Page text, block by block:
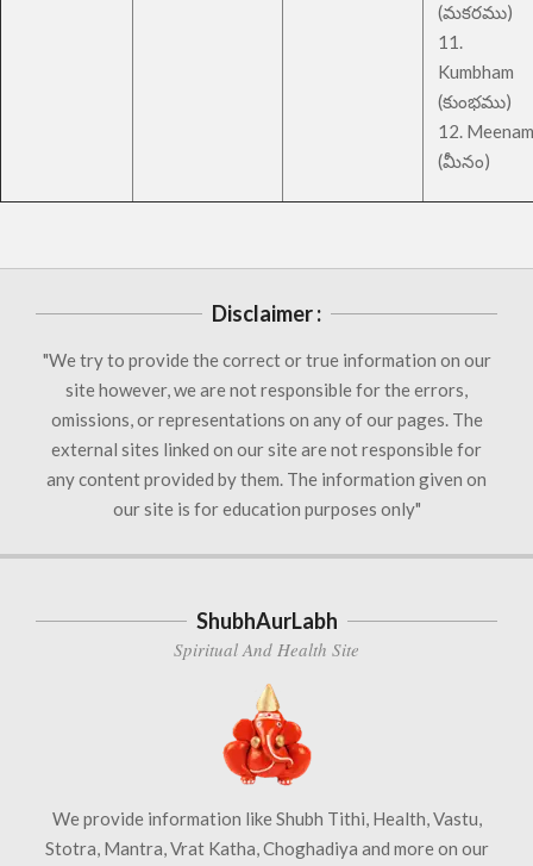
(మకరము)
11.
Kumbham
(కుంభము)
12. Meenam
(మీనం)
Disclaimer :
"We try to provide the correct or true information on our
site however, we are not responsible for the errors,
omissions, or representations on any of our pages. The
external sites linked on our site are not responsible for
any content provided by them. The information given on
our site is for education purposes only"
ShubhAurLabh
Spiritual And Health Site
We provide information like Shubh Tithi, Health, Vastu,
Stotra, Mantra, Vrat Katha, Choghadiya and more on our